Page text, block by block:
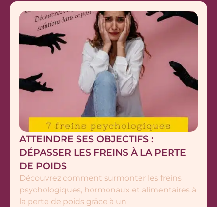
ATTEINDRE SES OBJECTIFS :
DÉPASSER LES FREINS À LA PERTE
DE POIDS
Découvrez comment surmonter les freins
psychologiques, hormonaux et alimentaires à
la perte de poids grâce à un